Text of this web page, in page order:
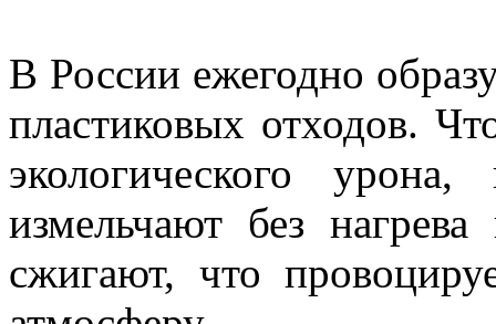
В России ежегодно
пластиковых отходов.
экологического
измельчают без
сжигают, что